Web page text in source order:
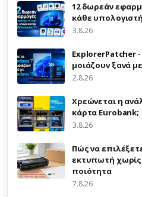
12 δωρεάν
κάθε
3.8.26
ExplorerPatcher -
μοιάζουν ξανά
2.8.26
Χρεώνεται η
κάρτα Eurobank;
3.8.26
Πώς να
εκτυπωτή χωρίς
ποιότητα
7.8.26